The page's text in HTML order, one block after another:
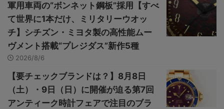
軍用車両の“ボンネット鋼板”採用【すべ
て世界に1本だけ、ミリタリーウオッ
チ】シチズン・ミヨタ製の高性能ムー
ヴメント搭載“プレジダス”新作5種
2026/8/6
【要チェックブランドは？】8月8日
（土）・9日（日）に開催が迫る第7回
アンティーク時計フェアで注目のブラ